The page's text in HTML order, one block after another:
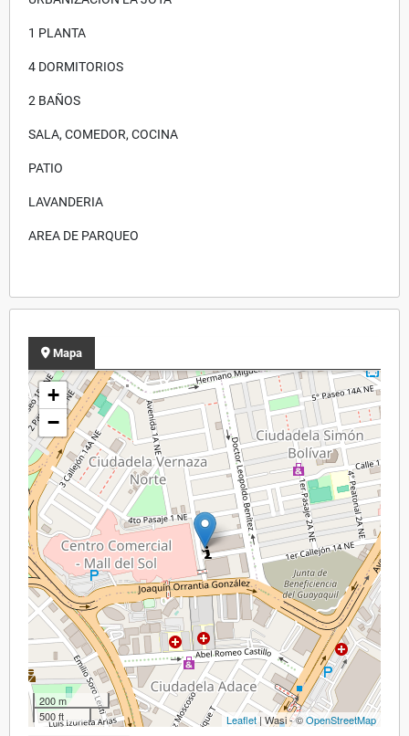
1 PLANTA
4 DORMITORIOS
2 BAÑOS
SALA, COMEDOR, COCINA
PATIO
LAVANDERIA
AREA DE PARQUEO
Mapa
+
−
200 m
500 ft
Leaflet | Wasi - ©OpenStreetMap